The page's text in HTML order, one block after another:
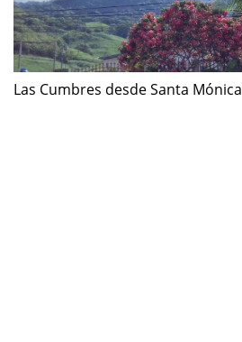
Las Cumbres desde Santa Mónica